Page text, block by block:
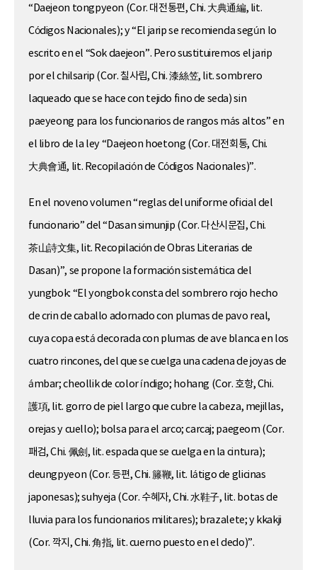
“Daejeon tongpyeon (Cor. 대전통편, Chi. 大典通編, lit.
Códigos Nacionales); y “El jarip se recomienda según lo
escrito en el “Sok daejeon”. Pero sustituiremos el jarip
por el chilsarip (Cor. 칠사립, Chi. 漆絲笠, lit. sombrero
laqueado que se hace con tejido fino de seda) sin
paeyeong para los funcionarios de rangos más altos” en
el libro de la ley “Daejeon hoetong (Cor. 대전회통, Chi.
大典會通, lit. Recopilación de Códigos Nacionales)”.
En el noveno volumen “reglas del uniforme oficial del
funcionario” del “Dasan simunjip (Cor. 다산시문집, Chi.
茶山詩文集, lit. Recopilación de Obras Literarias de
Dasan)”, se propone la formación sistemática del
yungbok: “El yongbok consta del sombrero rojo hecho
de crin de caballo adornado con plumas de pavo real,
cuya copa está decorada con plumas de ave blanca en los
cuatro rincones, del que se cuelga una cadena de joyas de
ámbar; cheollik de color índigo; hohang (Cor. 호항, Chi.
護項, lit. gorro de piel largo que cubre la cabeza, mejillas,
orejas y cuello); bolsa para el arco; carcaj; paegeom (Cor.
패검, Chi. 佩劍, lit. espada que se cuelga en la cintura);
deungpyeon (Cor. 등편, Chi. 籐鞭, lit. látigo de glicinas
japonesas); suhyeja (Cor. 수혜자, Chi. 水鞋子, lit. botas de
lluvia para los funcionarios militares); brazalete; y kkakji
(Cor. 깍지, Chi. 角指, lit. cuerno puesto en el dedo)”.